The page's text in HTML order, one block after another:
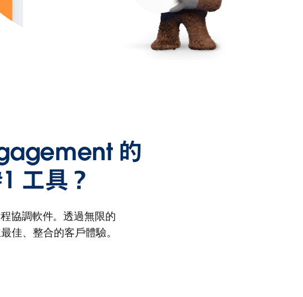
的
工具？
協調軟件。透過無限的
佳、整合的客戶體驗。